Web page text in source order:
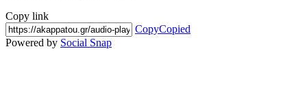
Copy link
CopyCopied
Powered by Social Snap